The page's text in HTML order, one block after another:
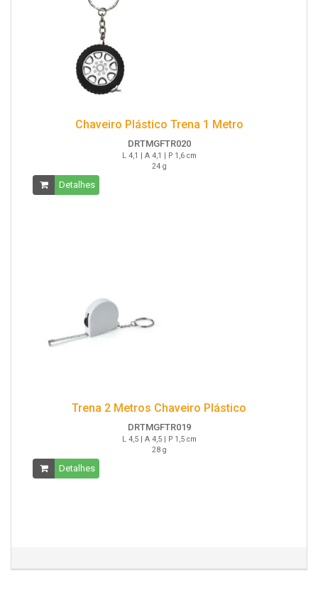
Chaveiro Plástico Trena 1 Metro
DRTMGFTR020
L 4,1 | A 4,1 | P 1,6 cm
24 g
Detalhes
Trena 2 Metros Chaveiro Plástico
DRTMGFTR019
L 4,5 | A 4,5 | P 1,5 cm
28 g
Detalhes